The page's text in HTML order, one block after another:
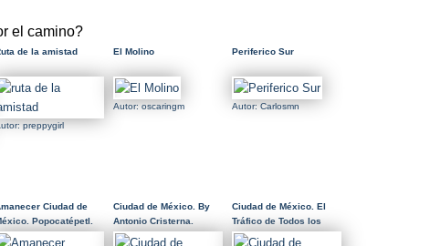
el camino?
de la amistad
preppygirl
El Molino
Autor: oscaringm
Periferico Sur
Autor: Carlosmn
Ciudad de
Popocatépetl.
Ciudad de México. By
Antonio Cristerna.
Ciudad de México. El
Tráfico de Todos los
días. By Antonio